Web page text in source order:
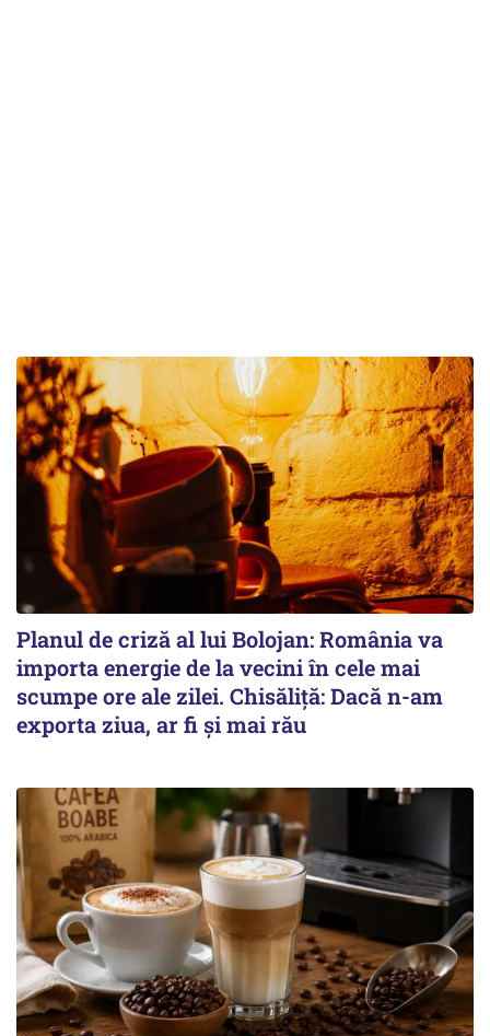
Planul de criză al lui Bolojan: România va
importa energie de la vecini în cele mai
scumpe ore ale zilei. Chisăliță: Dacă n-am
exporta ziua, ar fi și mai rău